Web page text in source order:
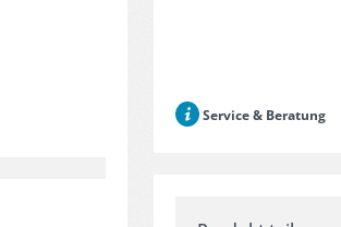
Service & Beratung